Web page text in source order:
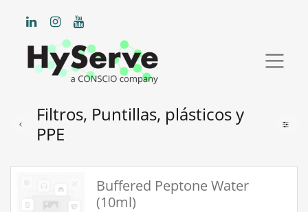
Filtros, Puntillas, plásticos y
PPE
Buffered Peptone Water
(10ml)